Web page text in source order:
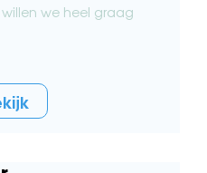
we heel graag